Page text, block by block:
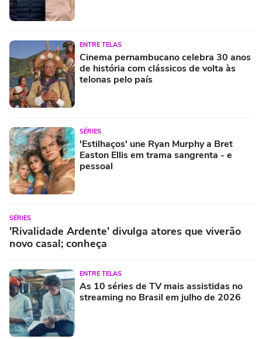
ENTRE TELAS
Cinema pernambucano celebra 30 anos
de história com clássicos de volta às
telonas pelo país
SÉRIES
'Estilhaços' une Ryan Murphy a Bret
Easton Ellis em trama sangrenta - e
pessoal
SÉRIES
'Rivalidade Ardente' divulga atores que viverão
novo casal; conheça
ENTRE TELAS
As 10 séries de TV mais assistidas no
streaming no Brasil em julho de 2026